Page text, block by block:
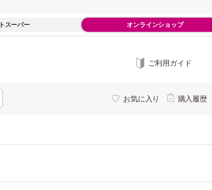
スーパー オンラインショップ
ご利用ガイド
お気に入り 購入履歴